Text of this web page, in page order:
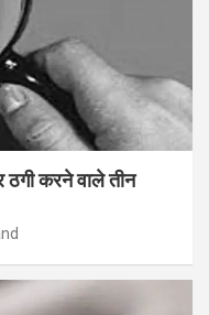
करने वाले तीन